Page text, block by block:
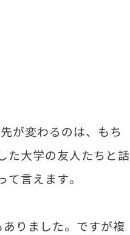
が変わるのは、もち
た大学の友人たちと話
言えます。
りました。ですが複